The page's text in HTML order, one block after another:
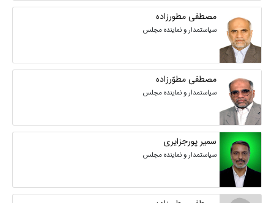
مصطفی مطورزاده
سیاستمدار و نماینده مجلس
مصطفی مطوّرزاده
سیاستمدار و نماینده مجلس
سمیر پورجزایری
سیاستمدار و نماینده مجلس